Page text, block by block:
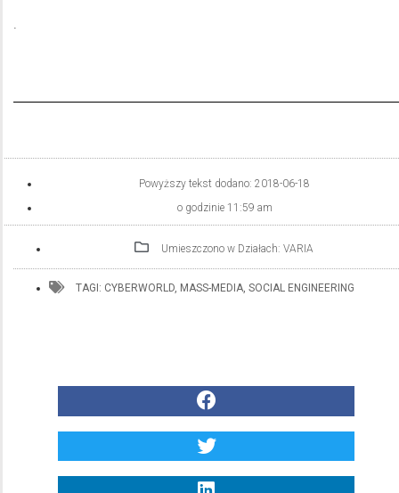
Powyższy tekst dodano: 2018-06-18
o godzinie 11:59 am
Umieszczono w Działach: VARIA
TAGI: CYBERWORLD, MASS-MEDIA, SOCIAL ENGINEERING